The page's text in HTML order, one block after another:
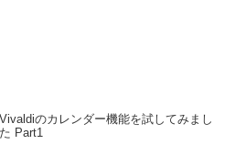
Vivaldiのカレンダー機能を試してみまし
た Part1